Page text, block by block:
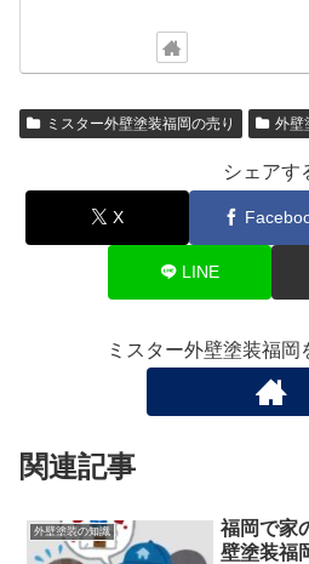
ミスター外壁塗装福岡の売り 外壁
シェアす
X
LINE
ミスター外壁塗装福岡
関連記事
外壁塗装の知識
福岡で家
壁塗装福